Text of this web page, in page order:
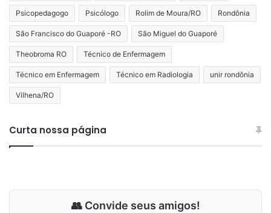
Psicopedagogo Psicólogo Rolim de Moura/RO Rondônia
São Francisco do Guaporé -RO São Miguel do Guaporé
Theobroma RO Técnico de Enfermagem
Técnico em Enfermagem Técnico em Radiologia unir rondônia
Vilhena/RO
Curta nossa página
👥 Convide seus amigos!